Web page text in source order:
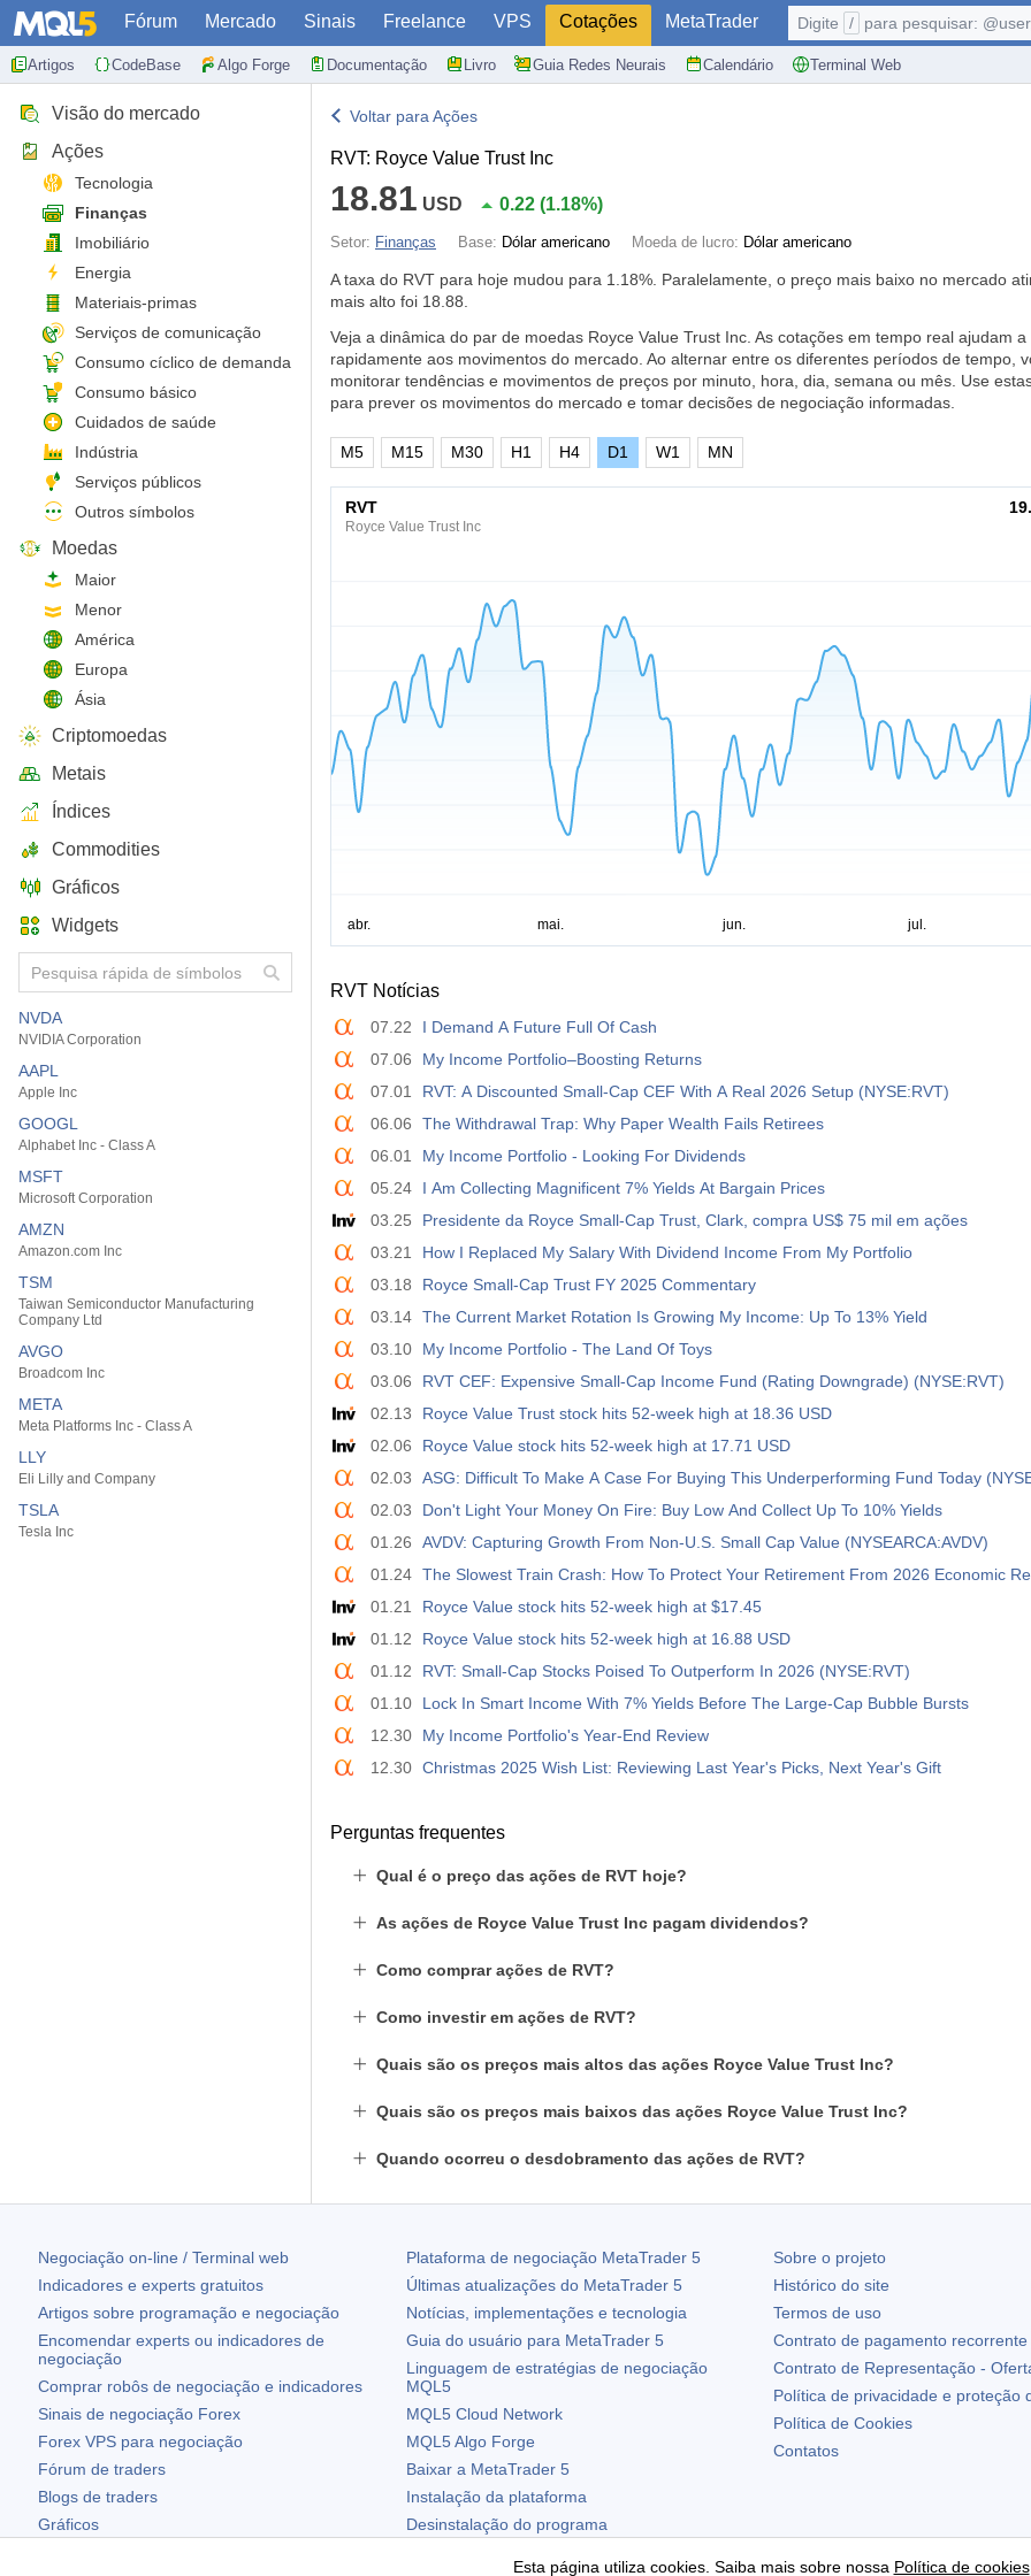
Fórum Mercado Sinais Freelance VPS Cotações MetaTrader
Artigos CodeBase Algo Forge Documentação Livro Guia Redes Neurais Calendário Terminal Web
Digite / para pesquisar:
Visão do mercado
Ações
Tecnologia
Finanças
Imobiliário
Energia
Materiais-primas
Serviços de comunicação
Consumo cíclico de demanda
Consumo básico
Cuidados de saúde
Indústria
Serviços públicos
Outros símbolos
Moedas
Maior
Menor
América
Europa
Ásia
Criptomoedas
Metais
Índices
Commodities
Gráficos
Widgets
NVDA
NVIDIA Corporation
AAPL
Apple Inc
GOOGL
Alphabet Inc - Class A
MSFT
Microsoft Corporation
AMZN
Amazon.com Inc
TSM
Taiwan Semiconductor Manufacturing
Company Ltd
AVGO
Broadcom Inc
META
Meta Platforms Inc - Class A
LLY
Eli Lilly and Company
TSLA
Tesla Inc
Voltar para Ações
RVT: Royce Value Trust Inc
18.81 USD 0.22 (1.18%)
Setor: Finanças Base: Dólar americano Moeda de lucro: Dólar americano
A taxa do RVT para hoje mudou para 1.18% . Paralelamente, o preço mais baixo no mercado
mais alto foi 18.88.
Veja a dinâmica do par de moedas Royce Value Trust Inc. As cotações em tempo real ajudam a
rapidamente aos movimentos do mercado. Ao alternar entre os diferentes períodos de tempo,
monitorar tendências e movimentos de preços por minuto, hora, dia, semana ou mês. Use
para prever os movimentos do mercado e tomar decisões de negociação informadas.
M5 M15 M30 H1 H4 D1 W1 MN
RVT
Royce Value Trust Inc
RVT Notícias
07.22
I Demand A Future Full Of Cash
07.06
My Income Portfolio–Boosting Returns
07.01
RVT: A Discounted Small-Cap CEF With A Real 2026 Setup (NYSE:RVT)
06.06
The Withdrawal Trap: Why Paper Wealth Fails Retirees
06.01
My Income Portfolio - Looking For Dividends
05.24
I Am Collecting Magnificent 7% Yields At Bargain Prices
03.25
Presidente da Royce Small-Cap Trust, Clark, compra US$ 75 mil em ações
03.21
How I Replaced My Salary With Dividend Income From My Portfolio
03.18
Royce Small-Cap Trust FY 2025 Commentary
03.14 The Current Market Rotation Is Growing My Income: Up To 13% Yield
03.10
My Income Portfolio - The Land Of Toys
03.06
RVT CEF: Expensive Small-Cap Income Fund (Rating Downgrade) (NYSE:RVT)
02.13
Royce Value Trust stock hits 52-week high at 18.36 USD
02.06
Royce Value stock hits 52-week high at 17.71 USD
02.03
ASG: Difficult To Make A Case For Buying This Underperforming Fund Today
02.03
Don't Light Your Money On Fire: Buy Low And Collect Up To 10% Yields
01.26
AVDV: Capturing Growth From Non-U.S. Small Cap Value (NYSEARCA:AVDV)
01.24 The Slowest Train Crash: How To Protect Your Retirement From 2026 Economic
01.21
Royce Value stock hits 52-week high at $17.45
01.12
Royce Value stock hits 52-week high at 16.88 USD
01.12
RVT: Small-Cap Stocks Poised To Outperform In 2026 (NYSE:RVT)
01.10
Lock In Smart Income With 7% Yields Before The Large-Cap Bubble Bursts
12.30
My Income Portfolio's Year-End Review
12.30 Christmas 2025 Wish List: Reviewing Last Year's Picks, Next Year's Gift
Perguntas frequentes
Qual é o preço das ações de RVT hoje?
As ações de Royce Value Trust Inc pagam dividendos?
Como comprar ações de RVT?
Como investir em ações de RVT?
Quais são os preços mais altos das ações Royce Value Trust Inc?
Quais são os preços mais baixos das ações Royce Value Trust Inc?
Quando ocorreu o desdobramento das ações de RVT?
Negociação on-line / Terminal web
Indicadores e experts gratuitos
Artigos sobre programação e negociação
Encomendar experts ou indicadores de
negociação
Comprar robôs de negociação e indicadores
Sinais de negociação Forex
Forex VPS para negociação
Fórum de traders
Blogs de traders
Gráficos
Plataforma de negociação MetaTrader 5
Últimas atualizações do MetaTrader 5
Notícias, implementações e tecnologia
Guia do usuário para MetaTrader 5
Linguagem de estratégias de negociação
MQL5
MQL5 Cloud Network
MQL5 Algo Forge
Baixar a MetaTrader 5
Instalação da plataforma
Desinstalação do programa
Sobre o projeto
Histórico do site
Termos de uso
Contrato de pagamento recorrente
Contrato de Representação -
Política de privacidade e proteção
Política de Cookies
Contatos
Esta página utiliza cookies. Saiba mais sobre nossa Política de cookies.